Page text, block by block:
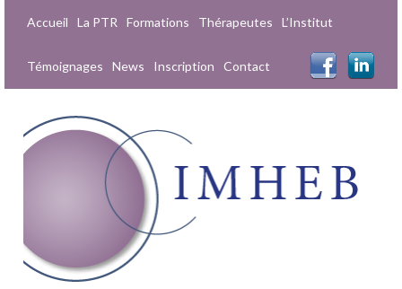
Accueil La PTR Formations Thérapeutes L’Institut
Témoignages News Inscription Contact